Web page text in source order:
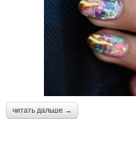
читать дальше →